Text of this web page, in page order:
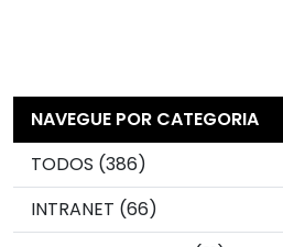
NAVEGUE POR CATEGORIA
TODOS (386)
INTRANET (66)